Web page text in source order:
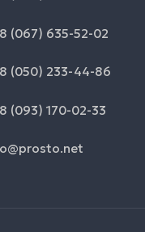
(067) 635-52-02
(050) 233-44-86
(093) 170-02-33